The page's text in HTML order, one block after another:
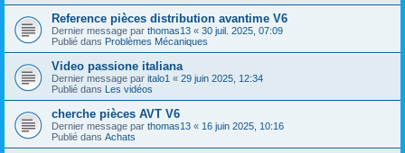
Reference pièces distribution avantime V6
Dernier message par thomas13 « 30 juil. 2025, 07:09
Publié dans Problèmes Mécaniques
Video passione italiana
Dernier message par italo1 « 29 juin 2025, 12:34
Publié dans Les vidéos
cherche pièces AVT V6
Dernier message par thomas13 « 16 juin 2025, 10:16
Publié dans Achats